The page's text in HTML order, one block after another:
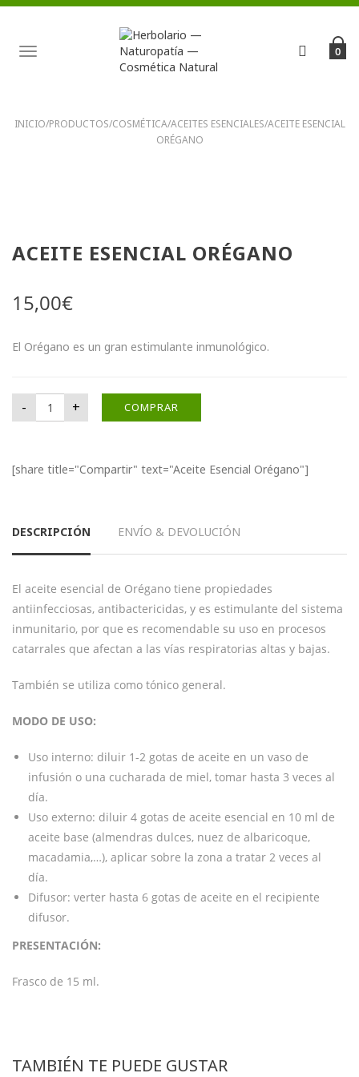
TOGGLE
NAVIGATION
0
INICIO/PRODUCTOS/COSMÉTICA/ACEITES ESENCIALES/ACEITE ESENCIAL
ORÉGANO
ACEITE ESENCIAL ORÉGANO
15,00€
El Orégano es un gran estimulante inmunológico.
-
Aceite Esencial Orégano cantidad
+ COMPRAR
[share title="Compartir" text="Aceite Esencial Orégano"]
DESCRIPCIÓN ENVÍO & DEVOLUCIÓN
El aceite esencial de Orégano tiene propiedades
antiinfecciosas, antibactericidas, y es estimulante del sistema
inmunitario, por que es recomendable su uso en procesos
catarrales que afectan a las vías respiratorias altas y bajas.
También se utiliza como tónico general.
MODO DE USO:
Uso interno: diluir 1-2 gotas de aceite en un vaso de
infusión o una cucharada de miel, tomar hasta 3 veces al
día.
Uso externo: diluir 4 gotas de aceite esencial en 10 ml de
aceite base (almendras dulces, nuez de albaricoque,
macadamia,…), aplicar sobre la zona a tratar 2 veces al
día.
Difusor: verter hasta 6 gotas de aceite en el recipiente
difusor.
PRESENTACIÓN:
Frasco de 15 ml.
TAMBIÉN TE PUEDE GUSTAR